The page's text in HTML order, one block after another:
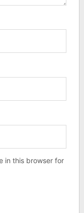
in this browser for